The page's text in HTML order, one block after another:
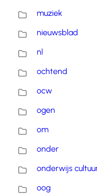
muziek
nieuwsblad
nl
ochtend
ocw
ogen
om
onder
onderwijs
oog